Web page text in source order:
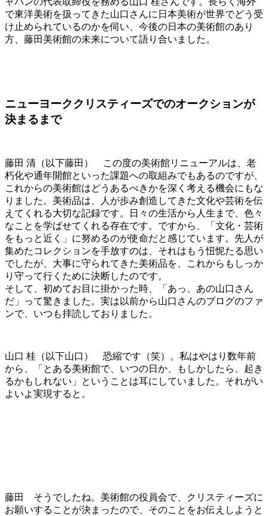
で東洋美術を扱ってきた山口さんに日本美術が世界でどう受
け止められているのかを伺い、今後の日本の美術館のあり
方、藤田美術館の未来について語り合いました。
ニューヨーククリスティーズでのオークションが
決まるまで
藤田 清（以下藤田） この度の美術館リニューアルは、老
朽化や通年開館といった課題への取組みでもあるのですが、
これからの美術館はどうあるべきかを深く考える機会にもな
りました。美術品は、人が歩み創造してきた文化や芸術を伝
えてくれる大切な記録です。日々の生活から人生まで、色々
なことを学ばせてくれる存在です。ですから、「文化・芸術
をもっと近く」に努めるのが使命だと感じています。先人が
集めたコレクションを手放すのは、それはもう忸怩たる思い
でしたが、大事に守られてきた美術品を、これからもしっか
り守って行くために決断したのです。
そして、初めてお目に掛かった時、「あっ、あの山口さん
だ」って驚きました。実は以前から山口さんのブログのファ
ンで、いつも拝読しておりました。
山口 桂（以下山口） 恐縮です（笑）。私はやはり数年前
から、「とある美術館で、いつの日か、もしかしたら、起き
るかもしれない」ということは耳にしていました。それがい
よいよ実現すると。
藤田 そうでしたね。美術館の役員会で、クリスティーズに
お願いすることが決まったので、そのことをお伝えしようと